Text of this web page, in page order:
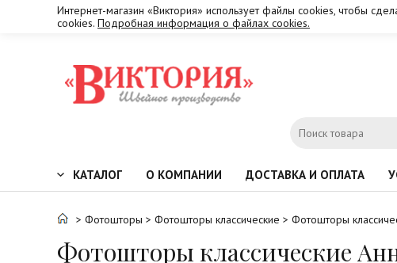
Интернет-магазин «Виктория» использует файлы cookies, чтобы
cookies. Подробная информация о файлах cookies.
КАТАЛОГ О КОМПАНИИ ДОСТАВКА И ОПЛАТА
> Фотошторы > Фотошторы классические > Фотошторы
Фотошторы классические